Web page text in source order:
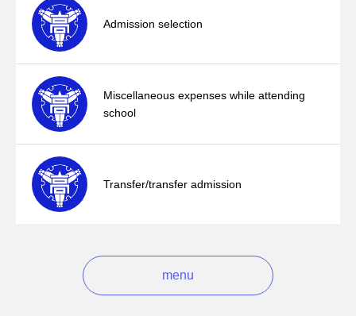
Admission selection
Miscellaneous expenses while attending
school
Transfer/transfer admission
menu